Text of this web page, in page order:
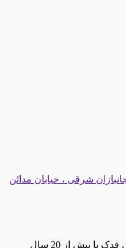
شرقی ، خیابان مدائن
موسسه علمی انتشاراتی سرای دانش فدک با بیش از 20 سال